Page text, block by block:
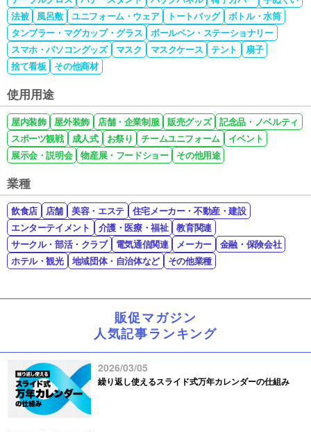
法被
風呂敷 ユニフォーム・ウェア トートバッグ
ボトル・水筒
タンブラー・マグカップ・グラス
ボールペン・ステーショナリー
スマホ・パソコングッズ
マスク マスクケース テント
扇子
捨て看板
その他商材
使用用途
屋内装飾 屋外装飾 店舗・企業制服 販売グッズ
記念品・ノベルティ
スポーツ観戦
成人式 お祭り チームユニフォーム
イベント
展示会・説明会
物産展・フードショー その他用途
業種
飲食店 店舗 美容・エステ
住宅メーカー・不動産・建設
エンターテイメント
介護・医療・福祉
教育関連
サークル・部活・クラブ
電気通信関連 メーカー
金融・保険会社
ホテル・観光
地域団体・自治体など その他業種
販促マガジン
人気記事ランキング
2026/03/05
繰り返し使えるスライド式万年カレンダーの仕組み